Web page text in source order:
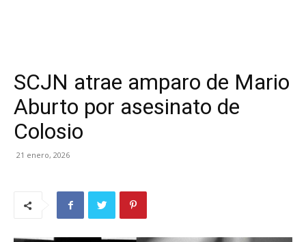
SCJN atrae amparo de Mario
Aburto por asesinato de
Colosio
21 enero, 2026